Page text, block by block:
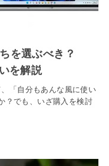
を選ぶべき？
を解説
「自分もあんな風に使い
？でも、いざ購入を検討